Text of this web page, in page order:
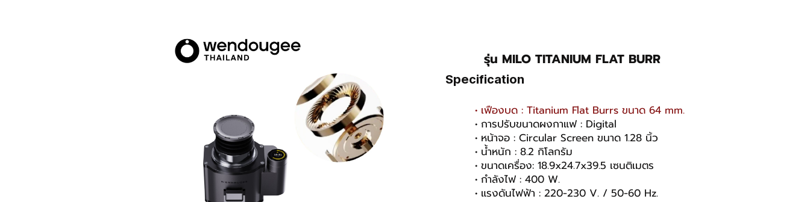
รุ่น MILO TITANIUM FLAT BURR
Specification
เฟืองบด : Titanium Flat Burrs ขนาด 64 mm.
การปรับขนาดผงกาแฟ : Digital
หน้าจอ : Circular Screen ขนาด 1.28 นิ้ว
น้ำหนัก : 8.2 กิโลกรัม
ขนาดเครื่อง: 18.9x24.7x39.5 เซนติเมตร
กำลังไฟ : 400 W.
แรงดันไฟฟ้า : 220-230 V. / 50-60 Hz.